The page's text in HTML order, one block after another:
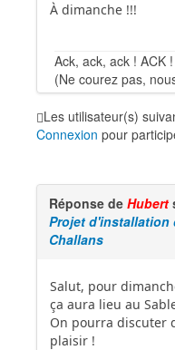
À dimanche !!!
Ack, ack, ack ! ACK !
(Ne courez pas,
Les utilisateur(s)
Connexion pour
Réponse de Hubert
Projet d'installation
Challans
Salut, pour
ça aura lieu au
On pourra discuter
plaisir !